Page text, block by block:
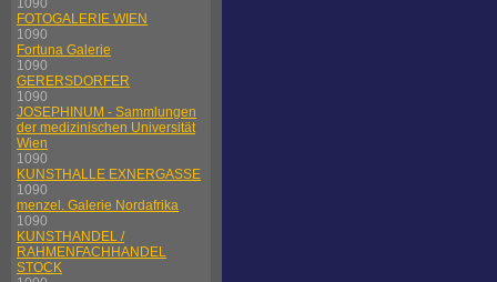
1090
FOTOGALERIE WIEN
1090
Fortuna Galerie
1090
GERERSDORFER
1090
JOSEPHINUM - Sammlungen
der medizinischen Universität
Wien
1090
KUNSTHALLE EXNERGASSE
1090
menzel. Galerie Nordafrika
1090
KUNSTHANDEL /
RAHMENFACHHANDEL
STOCK